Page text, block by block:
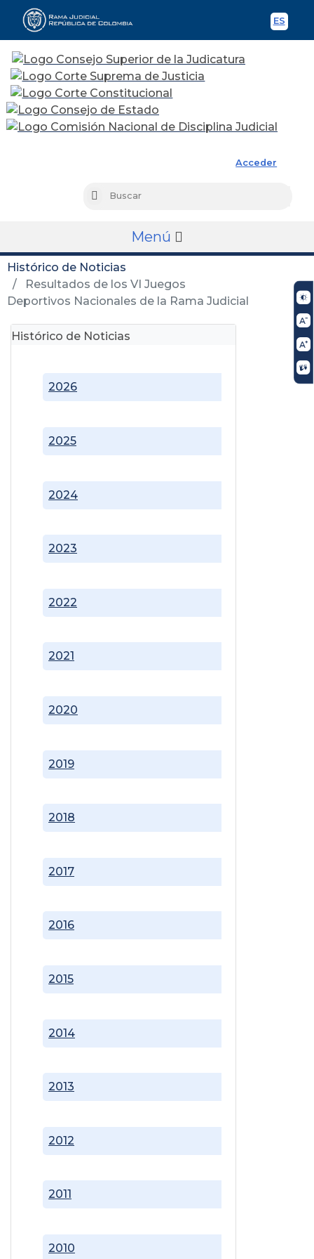
ES
Acceder
Buscar
Menú
Histórico de Noticias
Resultados de los VI Juegos
Deportivos Nacionales de la Rama Judicial
Histórico de Noticias
2010
2011
2012
2013
2014
2015
2016
2017
2018
2019
2020
2021
2022
2023
2024
2025
2026